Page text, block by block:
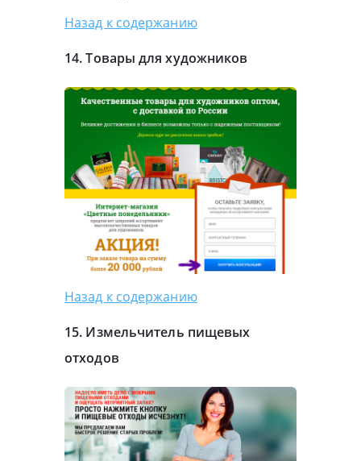
Назад к содержанию
14. Товары для художников
Назад к содержанию
15. Измельчитель пищевых
отходов